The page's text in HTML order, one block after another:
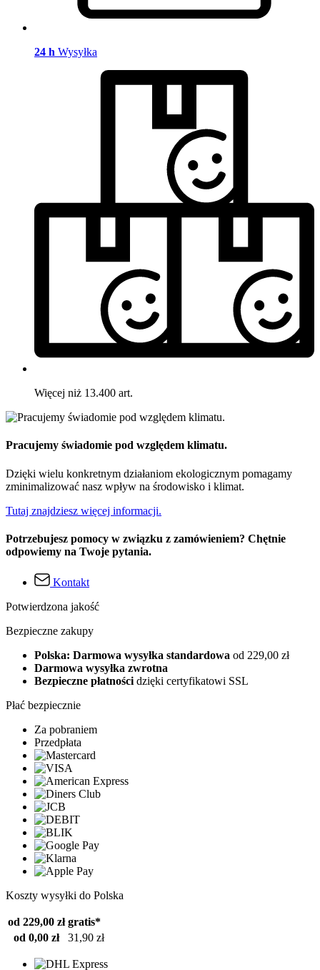
24 h Wysyłka
Więcej niż 13.400 art.
Pracujemy świadomie pod względem klimatu.
Dzięki wielu konkretnym działaniom ekologicznym pomagamy
zminimalizować nasz wpływ na środowisko i klimat.
Tutaj znajdziesz więcej informacji.
Potrzebujesz pomocy w związku z zamówieniem? Chętnie
odpowiemy na Twoje pytania.
Kontakt
Potwierdzona jakość
Bezpieczne zakupy
Polska: Darmowa wysyłka standardowa od 229,00 zł
Darmowa wysyłka zwrotna
Bezpieczne płatności dzięki certyfikatowi SSL
Płać bezpiecznie
Za pobraniem
Przedpłata
Koszty wysyłki do Polska
od 229,00 zł gratis*
od 0,00 zł
31,90 zł